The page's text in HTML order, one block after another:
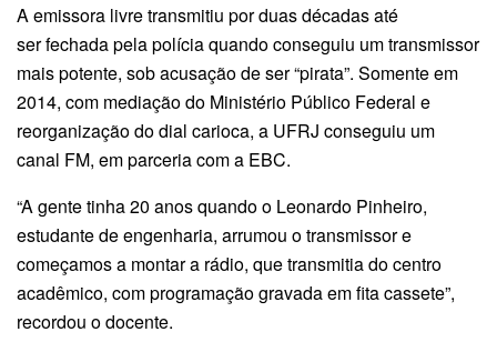
A emissora livre transmitiu por duas décadas até
ser fechada pela polícia quando conseguiu um transmissor
mais potente, sob acusação de ser “pirata”. Somente em
2014, com mediação do Ministério Público Federal e
reorganização do dial carioca, a UFRJ conseguiu um
canal FM, em parceria com a EBC.
“A gente tinha 20 anos quando o Leonardo Pinheiro,
estudante de engenharia, arrumou o transmissor e
começamos a montar a rádio, que transmitia do centro
acadêmico, com programação gravada em fita cassete”,
recordou o docente.